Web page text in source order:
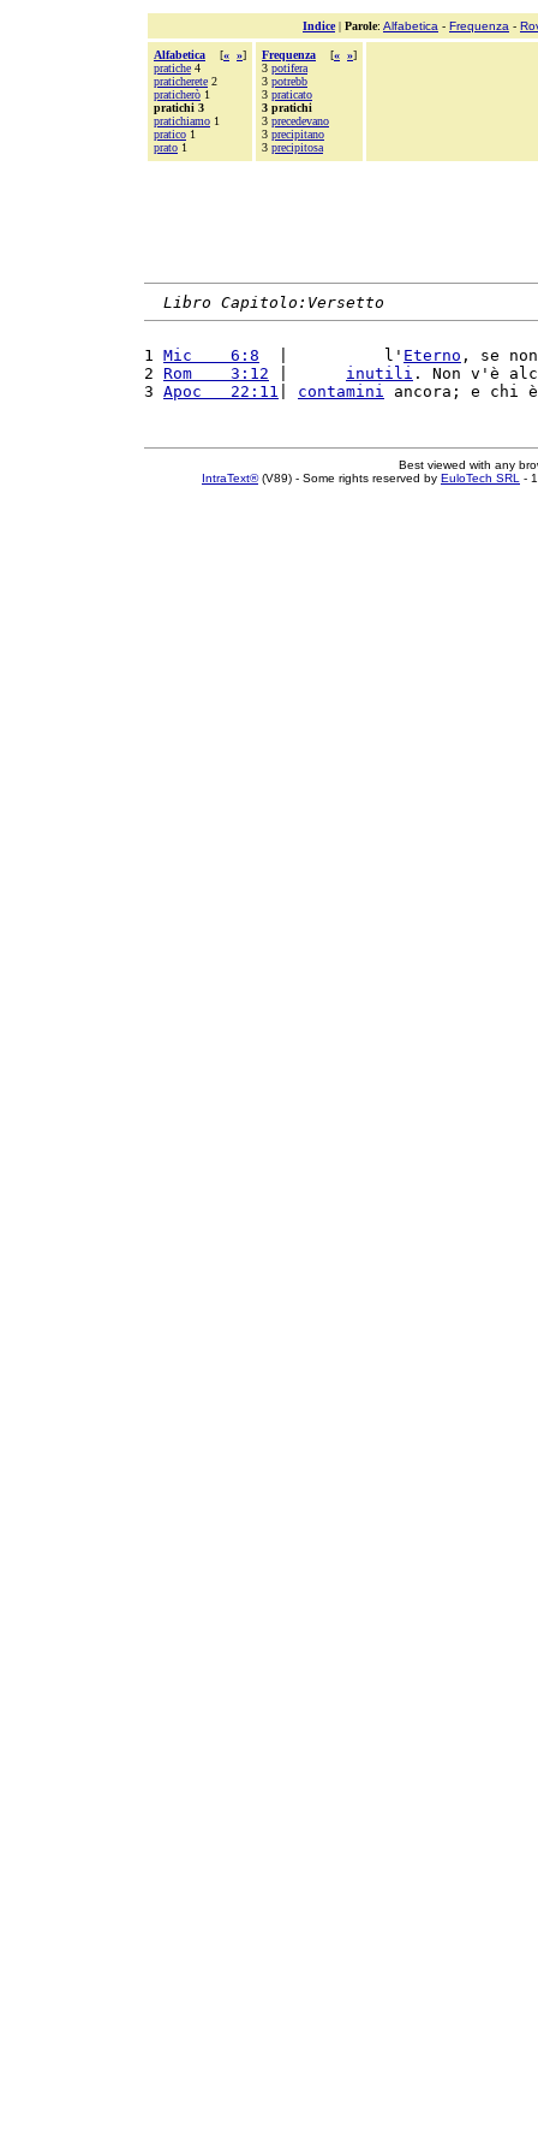
Indice| Parole: Alfabetica - Frequenza -
Alfabetica [« »]
pratiche 4
praticherete 2
praticherò 1
pratichi 3
pratichiamo 1
pratico 1
prato 1
Frequenza [« »]
3 potifera
3 potrebb
3 praticato
3 pratichi
3 precedevano
3 precipitano
3 precipitosa
Libro Capitolo:Versetto
1 Mic    6:8
  |          l'
Eterno , se
2 Rom    3:12 inutili . Non v'è
3 Apoc   22:11 contamini ancora; e chi
Best viewed with any
IntraText®(V89) - Some rights reserved by EuloTech SRL -